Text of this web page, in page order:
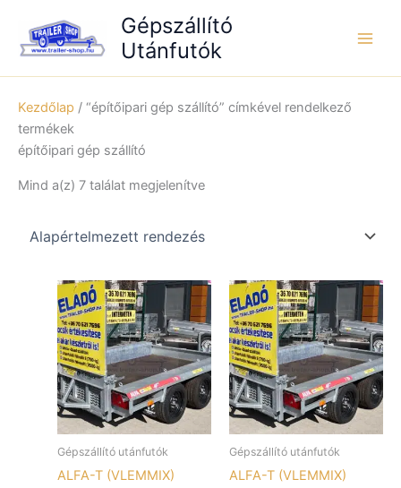
content
Gépszállító
Utánfutók
Kezdőlap / “építőipari gép szállító” címkével rendelkező
termékek
építőipari gép szállító
Mind a(z) 7 találat megjelenítve
Gépszállító utánfutók
ALFA-T (VLEMMIX)
Gépszállító utánfutók
ALFA-T (VLEMMIX)